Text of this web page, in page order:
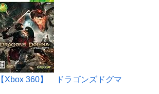
【Xbox 360】 ドラゴンズドグマ